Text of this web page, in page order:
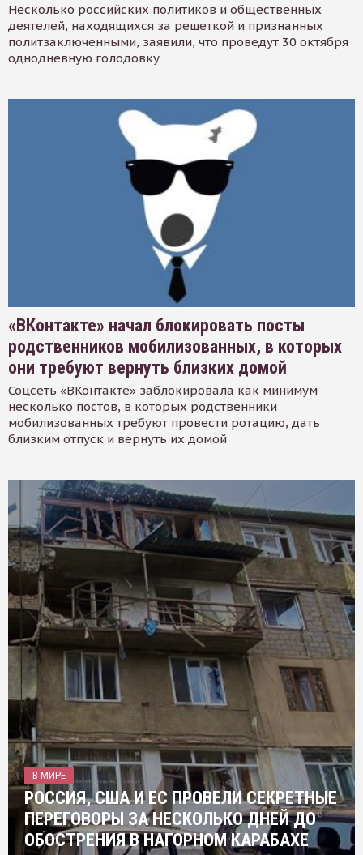
Несколько российских политиков и общественных
деятелей, находящихся за решеткой и признанных
политзаключенными, заявили, что проведут 30 октября
однодневную голодовку
«ВКонтакте» начал блокировать посты
родственников мобилизованных, в которых
они требуют вернуть близких домой
Соцсеть «ВКонтакте» заблокировала как минимум
несколько постов, в которых родственники
мобилизованных требуют провести ротацию, дать
близким отпуск и вернуть их домой
В МИРЕ
РОССИЯ, США И ЕС ПРОВЕЛИ СЕКРЕТНЫЕ
ПЕРЕГОВОРЫ ЗА НЕСКОЛЬКО ДНЕЙ ДО
ОБОСТРЕНИЯ В НАГОРНОМ КАРАБАХЕ